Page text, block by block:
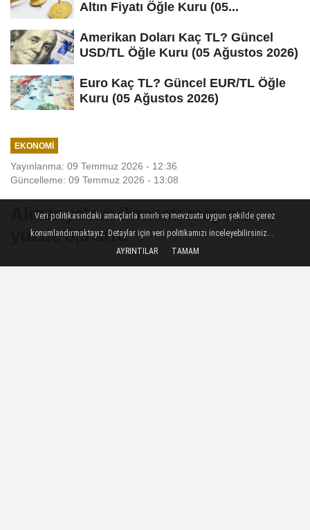
Altın Fiyatı Öğle Kuru (05...
Amerikan Doları Kaç TL? Güncel
USD/TL Öğle Kuru (05 Ağustos 2026)
Euro Kaç TL? Güncel EUR/TL Öğle
Kuru (05 Ağustos 2026)
EKONOMI
Yayınlanma: 09 Temmuz 2026 - 12:36
Güncelleme: 09 Temmuz 2026 - 13:08
Almanya'nın ihracatı mayısta
yüzde 0,9 arttı
Veri politikasındaki amaçlarla sınırlı ve mevzuata uygun şekilde çerez
konumlandırmaktayız. Detaylar için veri politikamızı inceleyebilirsiniz...
AYRINTILAR
TAMAM